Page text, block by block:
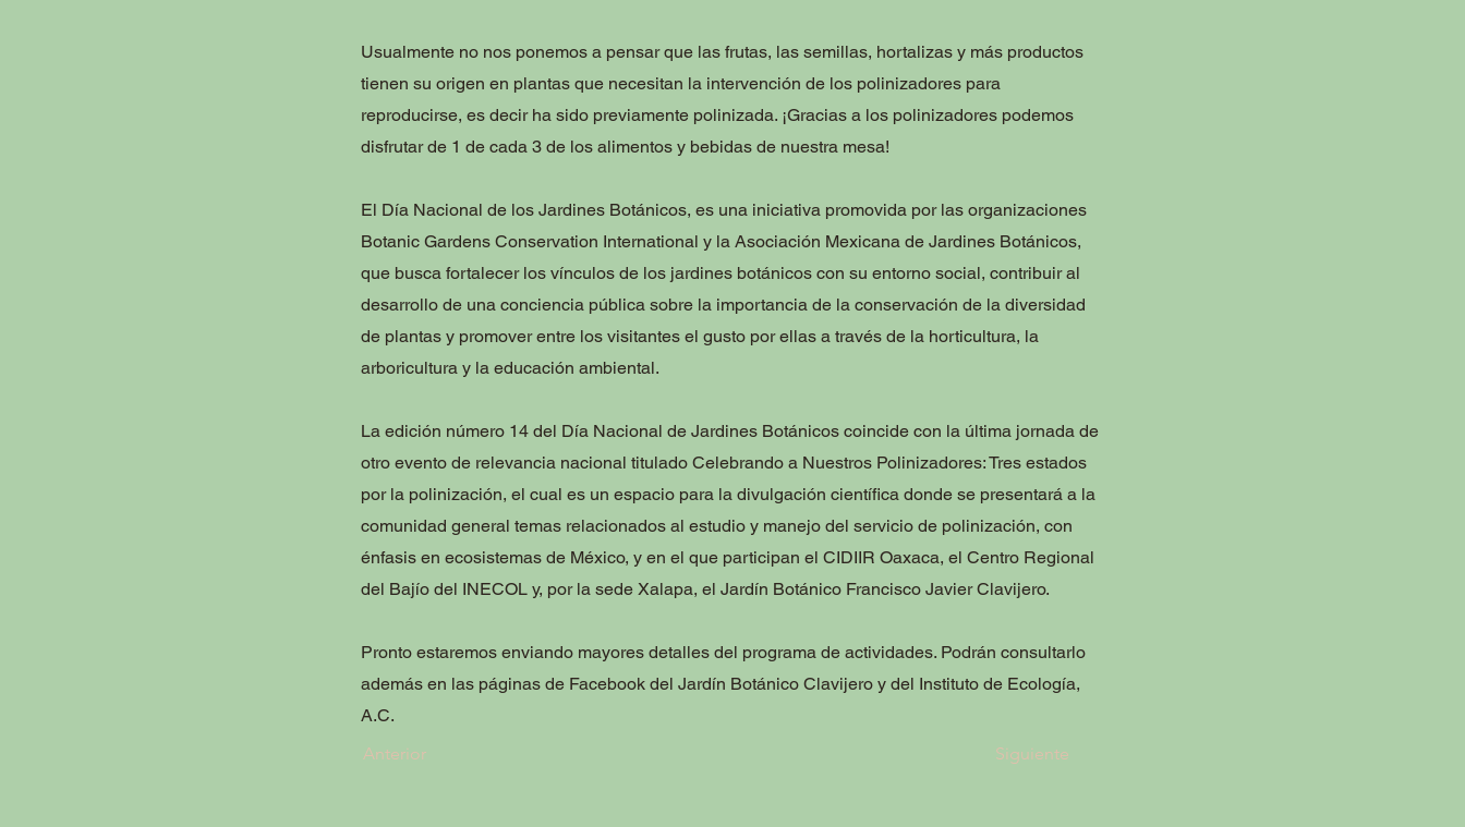
Usualmente no nos ponemos a pensar que las frutas, las semillas, hortalizas y más productos
tienen su origen en plantas que necesitan la intervención de los polinizadores para
reproducirse, es decir ha sido previamente polinizada. ¡Gracias a los polinizadores podemos
disfrutar de 1 de cada 3 de los alimentos y bebidas de nuestra mesa!
El Día Nacional de los Jardines Botánicos, es una iniciativa promovida por las organizaciones
Botanic Gardens Conservation International y la Asociación Mexicana de Jardines Botánicos,
que busca fortalecer los vínculos de los jardines botánicos con su entorno social, contribuir al
desarrollo de una conciencia pública sobre la importancia de la conservación de la diversidad
de plantas y promover entre los visitantes el gusto por ellas a través de la horticultura, la
arboricultura y la educación ambiental.
La edición número 14 del Día Nacional de Jardines Botánicos coincide con la última jornada de
otro evento de relevancia nacional titulado Celebrando a Nuestros Polinizadores: Tres estados
por la polinización, el cual es un espacio para la divulgación científica donde se presentará a la
comunidad general temas relacionados al estudio y manejo del servicio de polinización, con
énfasis en ecosistemas de México, y en el que participan el CIDIIR Oaxaca, el Centro Regional
del Bajío del INECOL y, por la sede Xalapa, el Jardín Botánico Francisco Javier Clavijero.
Pronto estaremos enviando mayores detalles del programa de actividades. Podrán consultarlo
además en las páginas de Facebook del Jardín Botánico Clavijero y del Instituto de Ecología,
A.C.
Anterior
Siguiente